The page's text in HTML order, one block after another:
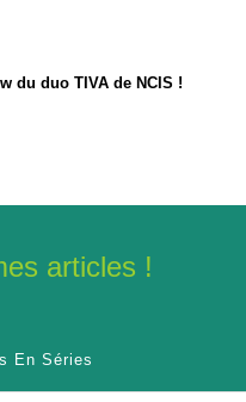
du duo TIVA de NCIS !
articles !
En Séries